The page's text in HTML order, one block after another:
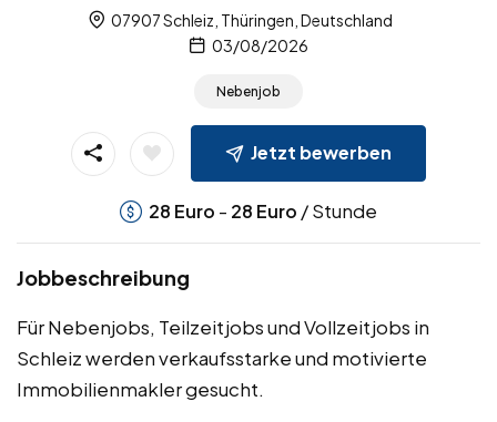
07907 Schleiz, Thüringen, Deutschland
03/08/2026
Nebenjob
Jetzt bewerben
28 Euro - 28 Euro / Stunde
Jobbeschreibung
Für Nebenjobs, Teilzeitjobs und Vollzeitjobs in
Schleiz werden verkaufsstarke und motivierte
Immobilienmakler gesucht.